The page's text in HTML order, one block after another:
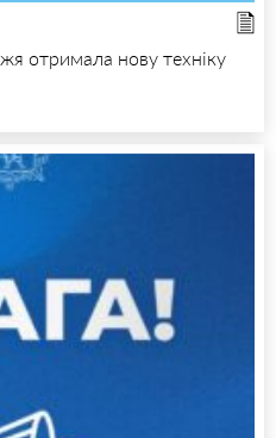
отримала нову техніку